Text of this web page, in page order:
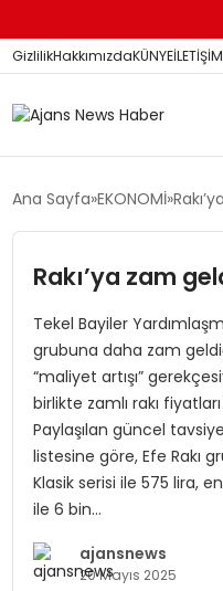
GizlilikHakkımızdaKÜNYEİLETİŞİM
KÖŞE YAZILARI
SİYASET
DÜNYA
YEREL HABERLER
EKONOMİ
Ana Sayfa EKONOMİ
Rakı’ya zam
Tekel Bayiler
grubuna daha zam
“maliyet artışı”
birlikte zamlı rakı
Paylaşılan güncel
listesine göre, Efe Rakı
Klasik serisi ile 575 lira,
ile 6 bin…
ajansnews
20 Mayıs 2025